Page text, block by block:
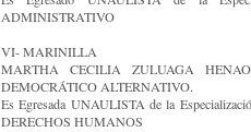
ADMINISTRATIVO
VI- MARINILLA
MARTHA CECILIA ZULUAGA
DEMOCRÁTICO ALTERNATIVO.
Es Egresada UNAULISTA de la
DERECHOS HUMANOS